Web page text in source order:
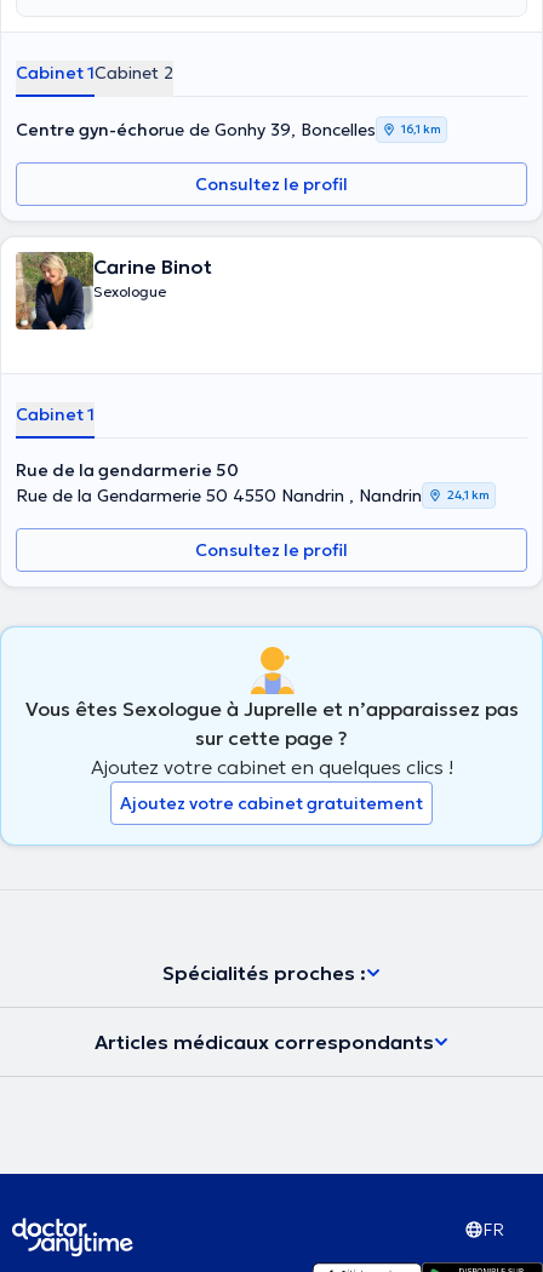
Cabinet 1Cabinet 2
Centre gyn-échorue de Gonhy 39, Boncelles 16,1 km
Consultez le profil
Carine Binot
Sexologue
Cabinet 1
Rue de la gendarmerie 50
Rue de la Gendarmerie 50 4550 Nandrin , Nandrin
24,1 km
Consultez le profil
Vous êtes Sexologue à Juprelle et n’apparaissez pas
sur cette page ?
Ajoutez votre cabinet en quelques clics !
Ajoutez votre cabinet gratuitement
Spécialités proches :
Articles médicaux correspondants
FR